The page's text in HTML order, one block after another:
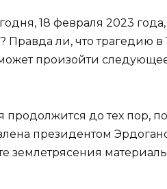
18 февраля 2023
Правда ли, что трагедию
произойти
продолжится до тех пор,
президентом
землетрясения